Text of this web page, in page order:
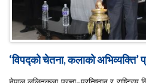
‘विपद्को चेतना, कलाको अभिव्यक्ति’